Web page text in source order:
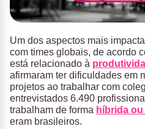
Um dos aspectos mais
com times globais, de acordo
está relacionado à
afirmaram ter dificuldades em
projetos ao trabalhar com
entrevistados 6.490
trabalham de forma híbrida
eram brasileiros.